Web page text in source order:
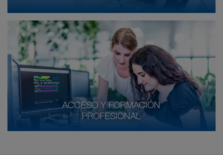
ACCESO Y FORMACIÓN
PROFESIONAL